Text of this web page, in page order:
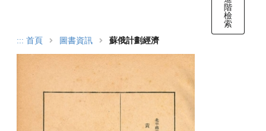
階
檢
索
::: 首頁 圖書資訊 蘇俄計劃經濟